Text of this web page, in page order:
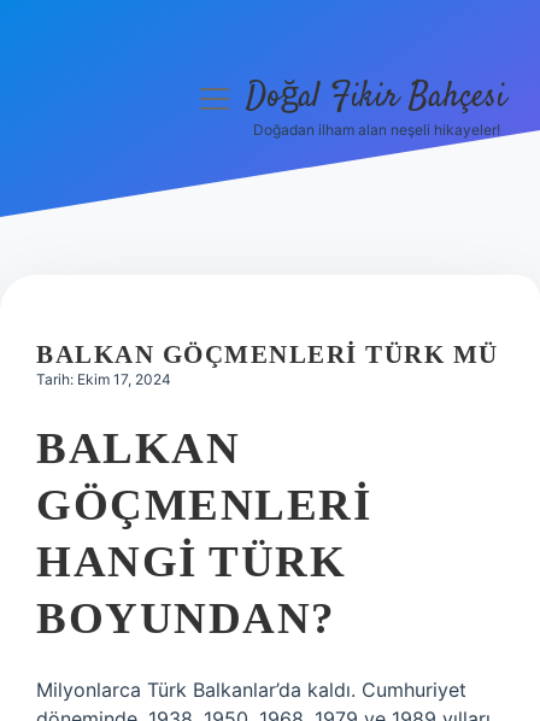
Hakkımızda
menüyüDoğal Fikir Bahçesi
Doğadan ilham alan neşeli hikayeler!
BALKAN GÖÇMENLERI TÜRK MÜ
Tarih: Ekim 17, 2024
BALKAN
GÖÇMENLERI
HANGI TÜRK
BOYUNDAN?
Milyonlarca Türk Balkanlar’da kaldı. Cumhuriyet